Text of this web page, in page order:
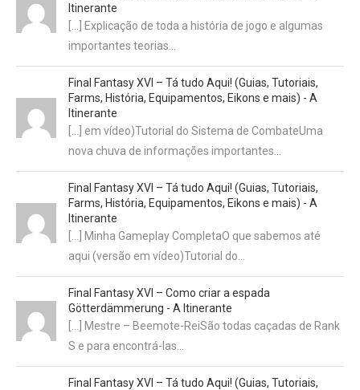
Itinerante
[…] Explicação de toda a história de jogo e algumas
importantes teorias…
Final Fantasy XVI – Tá tudo Aqui! (Guias, Tutoriais,
Farms, História, Equipamentos, Eikons e mais) - A
Itinerante
[…] em vídeo)Tutorial do Sistema de CombateUma
nova chuva de informações importantes…
Final Fantasy XVI – Tá tudo Aqui! (Guias, Tutoriais,
Farms, História, Equipamentos, Eikons e mais) - A
Itinerante
[…] Minha Gameplay CompletaO que sabemos até
aqui (versão em vídeo)Tutorial do…
Final Fantasy XVI – Como criar a espada
Götterdämmerung - A Itinerante
[…] Mestre – Beemote-ReiSão todas caçadas de Rank
S e para encontrá-las…
Final Fantasy XVI – Tá tudo Aqui! (Guias, Tutoriais,